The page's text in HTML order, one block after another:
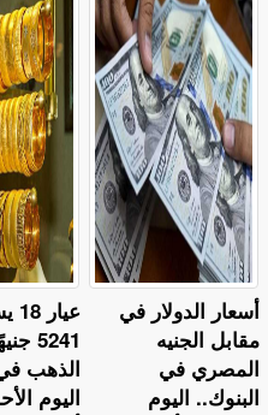
الذهب
أسعار الدولار في
مقابل الجنيه
المصري في
البنوك.. اليوم